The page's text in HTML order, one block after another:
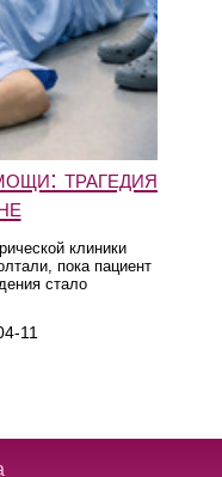
трагедия
клиники
пока пациент
стало
11